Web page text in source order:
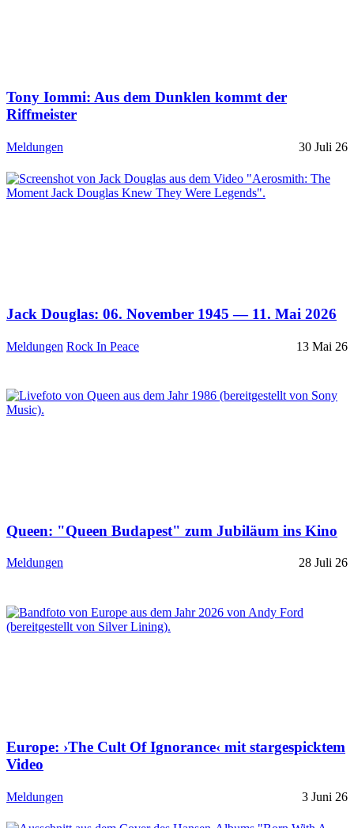
Tony Iommi: Aus dem Dunklen kommt der
Riffmeister
Meldungen 30 Juli 26
Jack Douglas: 06. November 1945 — 11. Mai 2026
Meldungen Rock In Peace 13 Mai 26
Queen: "Queen Budapest" zum Jubiläum ins Kino
Meldungen 28 Juli 26
Europe: ›The Cult Of Ignorance‹ mit stargespicktem
Video
Meldungen 3 Juni 26